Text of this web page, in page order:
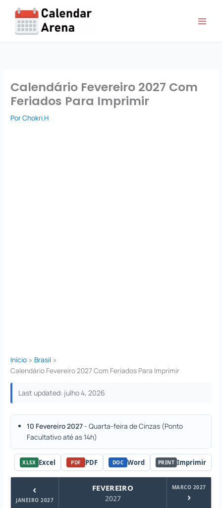
conteúdo
Calendário Fevereiro 2027 Com
Feriados Para Imprimir
PorChokri.H
Início
Brasil
Calendário Fevereiro 2027 Com Feriados Para Imprimir
Last updated: julho 4, 2026
10 Fevereiro 2027- Quarta-feira de Cinzas (Ponto
Facultativo até as 14h)
XLSX Excel PDF PDF DOC Word PRINT Imprimir
‹
JANEIRO 2027
FEVEREIRO
2027
MARCO 2027
›